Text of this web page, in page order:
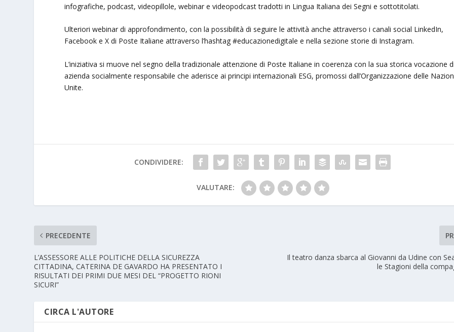
infografiche, podcast, videopillole, webinar e videopodcast tradotti in Lingua Italiana dei Segni e sottotitolati.
Ulteriori webinar di approfondimento, con la possibilità di seguire le attività anche attraverso i canali social LinkedIn,
Facebook e X di Poste Italiane attraverso l’hashtag #educazionedigitale e nella sezione storie di Instagram.
L’iniziativa si muove nel segno della tradizionale attenzione di Poste Italiane in coerenza con la sua storica vocazione
azienda socialmente responsabile che aderisce ai principi internazionali ESG, promossi dall’Organizzazione delle
Unite.
CONDIVIDERE:
VALUTARE:
PRECEDENTE
L’ASSESSORE ALLE POLITICHE DELLA SICUREZZA
CITTADINA, CATERINA DE GAVARDO HA PRESENTATO I
RISULTATI DEI PRIMI DUE MESI DEL “PROGETTO RIONI
SICURI”
Il teatro danza sbarca al Giovanni da Udine con
le Stagioni della
CIRCA L'AUTORE